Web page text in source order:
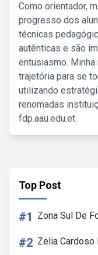
Como orientador,
progresso dos
técnicas
autênticas e são
entusiasmo.
trajetória para se
utilizando
renomadas
fdp.aau.edu.et.
Top Post
#1 Zona Sul De
#2 Zelia Cardoso